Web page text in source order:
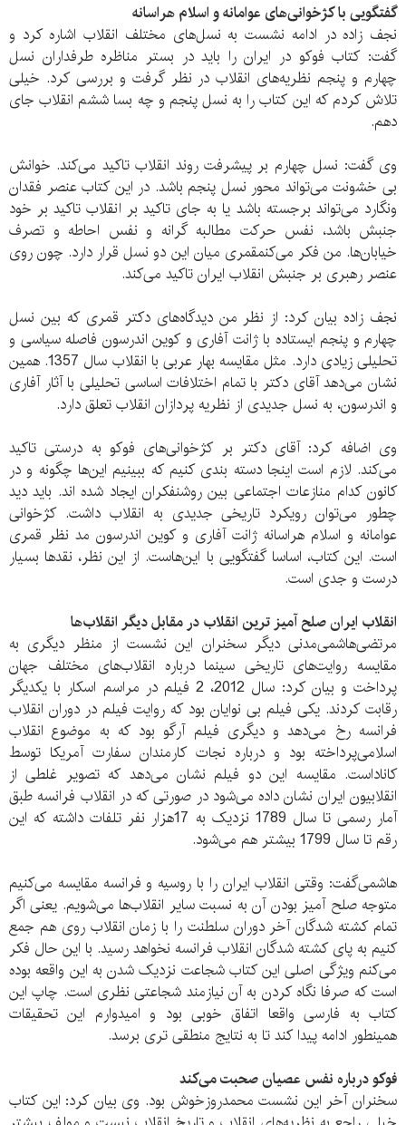
گفتگویی با کژخوانی‌های عوامانه و اسلام هراسانه
نجف زاده در ادامه نشست به نسل‌های مختلف انقلاب اشاره کرد و
گفت: کتاب فوکو در ایران را باید در بستر مناظره طرفداران نسل
چهارم و پنجم نظریه‌های انقلاب در نظر گرفت و بررسی کرد. خیلی
تلاش کردم که این کتاب را به نسل پنجم و چه بسا ششم انقلاب جای
دهم.
وی گفت: نسل چهارم بر پیشرفت روند انقلاب تاکید می‌کند. خوانش
بی خشونت می‌تواند محور نسل پنجم باشد. در این کتاب عنصر فقدان
ونگارد می‌تواند برجسته باشد یا به جای تاکید بر انقلاب تاکید بر خود
جنبش باشد، نفس حرکت مطالبه گرانه و نفس احاطه و تصرف
خیابان‌ها. من فکر می‌کنمقمری میان این دو نسل قرار دارد. چون روی
عنصر رهبری بر جنبش انقلاب ایران تاکید می‌کند.
نجف زاده بیان کرد: از نظر من دیدگاه‌های دکتر قمری که بین نسل
چهارم و پنجم ایستاده با ژانت آفاری و کوین اندرسون فاصله سیاسی و
تحلیلی زیادی دارد. مثل مقایسه بهار عربی با انقلاب سال 1357. همین
نشان می‌دهد آقای دکتر با تمام اختلافات اساسی تحلیلی با آثار آفاری
و اندرسون، به نسل جدیدی از نظریه پردازان انقلاب تعلق دارد.
وی اضافه کرد: آقای دکتر بر کژخوانی‌های فوکو به درستی تاکید
می‌کند. لازم است اینجا دسته بندی کنیم که ببینیم این‌ها چگونه و در
کانون کدام منازعات اجتماعی بین روشنفکران ایجاد شده اند. باید دید
چطور می‌توان رویکرد تاریخی جدیدی به انقلاب داشت. کژخوانی
عوامانه و اسلام هراسانه ژانت آفاری و کوین اندرسون مد نظر قمری
است. این کتاب، اساسا گفتگویی با این‌هاست. از این نظر، نقدها بسیار
درست و جدی است.
انقلاب ایران صلح آمیز ترین انقلاب در مقابل دیگر انقلاب‌ها
مرتضی‌هاشمی‌مدنی دیگر سخنران این نشست از منظر دیگری به
مقایسه روایت‌های تاریخی سینما درباره انقلاب‌های مختلف جهان
پرداخت و بیان کرد: سال 2012، 2 فیلم در مراسم اسکار با یکدیگر
رقابت کردند. یکی فیلم بی نوایان بود که روایت فیلم در دوران انقلاب
فرانسه رخ می‌دهد و دیگری فیلم آرگو بود که به موضوع انقلاب
اسلامی‌پرداخته بود و درباره نجات کارمندان سفارت آمریکا توسط
کاناداست. مقایسه این دو فیلم نشان می‌دهد که تصویر غلطی از
انقلابیون ایران نشان داده می‌شود در صورتی که در انقلاب فرانسه طبق
آمار رسمی‌ تا سال 1789 نزدیک به 17هزار نفر تلفات داشته که این
رقم تا سال 1799 بیشتر هم می‌شود.
هاشمی‌گفت: وقتی انقلاب ایران را با روسیه و فرانسه مقایسه می‌کنیم
متوجه صلح آمیز بودن آن به نسبت سایر انقلاب‌ها می‌شویم. یعنی اگر
تمام کشته شدگان آخر دوران سلطنت را با زمان انقلاب روی هم جمع
کنیم به پای کشته شدگان انقلاب فرانسه نخواهد رسید. با این حال فکر
می‌کنم ویژگی اصلی این کتاب شجاعت نزدیک شدن به این واقعه بوده
است که صرفا نگاه کردن به آن نیازمند شجاعتی نظری است. چاپ این
کتاب به فارسی واقعا اتفاق خوبی بود و امیدوارم این تحقیقات
همینطور ادامه پیدا کند تا به نتایج منطقی تری برسد.
فوکو درباره نفس عصیان صحبت می‌کند
سخنران آخر این نشست محمدروزخوش بود. وی بیان کرد: این کتاب